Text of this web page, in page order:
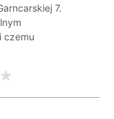
7.
czemu